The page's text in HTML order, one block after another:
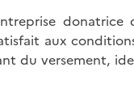
donatrice
aux
du versement,